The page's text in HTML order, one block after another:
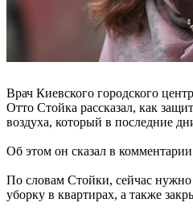
Врач Киевского городского
Отто Стойка рассказал, как
воздуха, который в последние
Об этом он сказал в
По словам Стойки, сейчас
уборку в квартирах, а также